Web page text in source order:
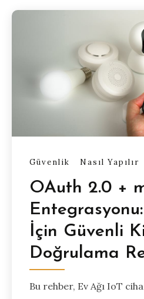
Güvenlik Nasıl Yapılır
OAuth 2.0 +
İçin Güvenli
Doğrulama
Bu rehber, Ev Ağı IoT